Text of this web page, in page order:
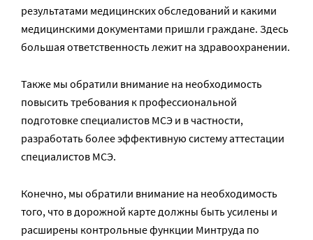
результатами медицинских обследований и какими
медицинскими документами пришли граждане. Здесь
большая ответственность лежит на здравоохранении.
Также мы обратили внимание на необходимость
повысить требования к профессиональной
подготовке специалистов МСЭ и в частности,
разработать более эффективную систему аттестации
специалистов МСЭ.
Конечно, мы обратили внимание на необходимость
того, что в дорожной карте должны быть усилены и
расширены контрольные функции Минтруда по